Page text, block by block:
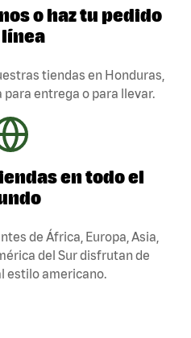
o haz tu pedido
tiendas en Honduras,
para entrega o para llevar.
en todo el
de África, Europa, Asia,
del Sur disfrutan de
estilo americano.